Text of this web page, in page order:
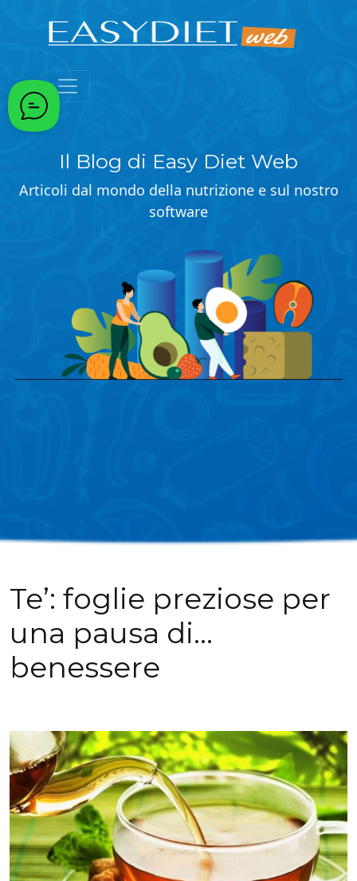
Il Blog di Easy Diet Web
Articoli dal mondo della nutrizione e sul nostro
software
Te’: foglie preziose per
una pausa di…
benessere